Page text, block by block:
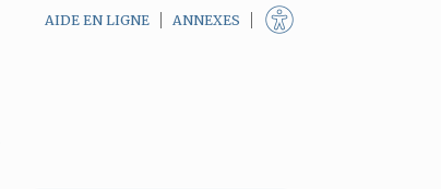
AIDE EN LIGNE ANNEXES